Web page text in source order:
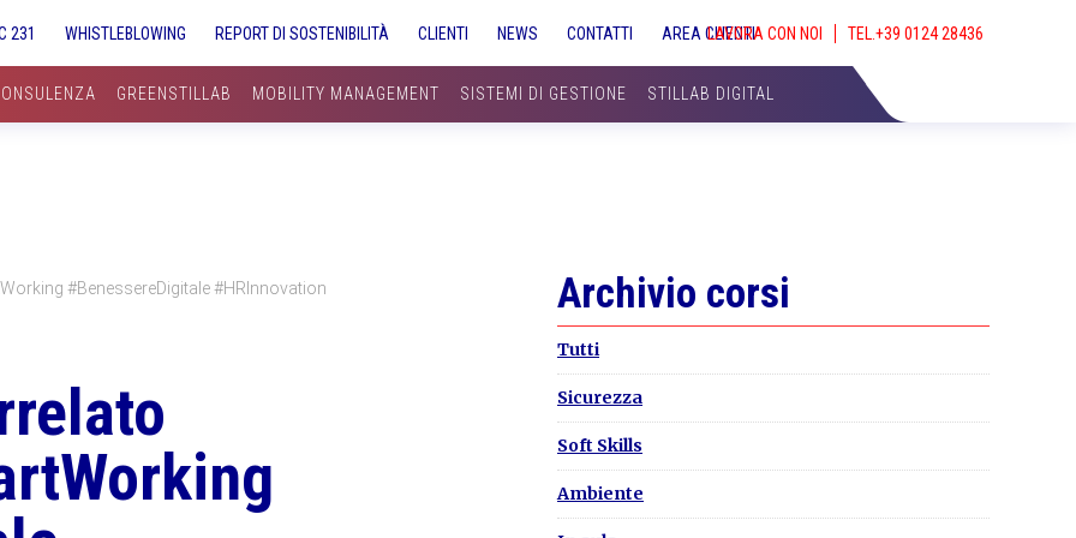
231 WHISTLEBLOWING REPORT DI SOSTENIBILITÀ CLIENTI NEWS CONTATTI AREA CLIENTILAVORA CON NOI
GREENSTILLAB MOBILITY MANAGEMENT SISTEMI DI GESTIONE STILLAB DIGITAL
#BenessereDigitale #HRInnovation
Primary
Sidebar
Archivio corsi
Tutti
Sicurezza
Soft Skills
Ambiente